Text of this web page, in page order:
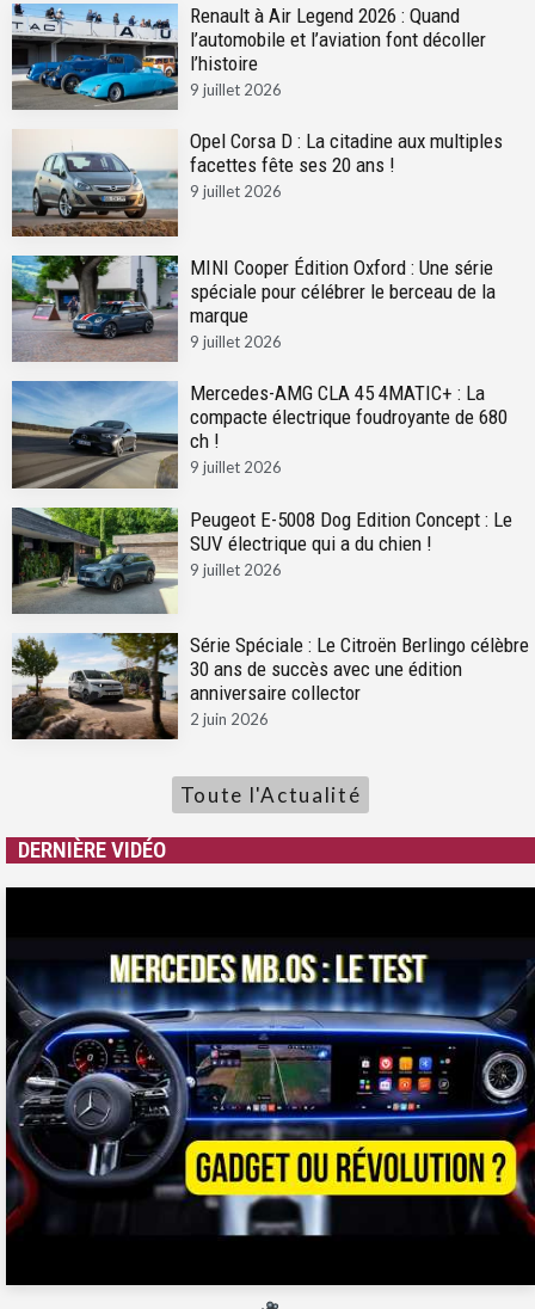
Renault à Air Legend 2026 : Quand
l’automobile et l’aviation font décoller
l’histoire
9 juillet 2026
Opel Corsa D : La citadine aux multiples
facettes fête ses 20 ans !
9 juillet 2026
MINI Cooper Édition Oxford : Une série
spéciale pour célébrer le berceau de la
marque
9 juillet 2026
Mercedes-AMG CLA 45 4MATIC+ : La
compacte électrique foudroyante de 680
ch !
9 juillet 2026
Peugeot E-5008 Dog Edition Concept : Le
SUV électrique qui a du chien !
9 juillet 2026
Série Spéciale : Le Citroën Berlingo célèbre
30 ans de succès avec une édition
anniversaire collector
2 juin 2026
Toute l'Actualité
DERNIÈRE VIDÉO